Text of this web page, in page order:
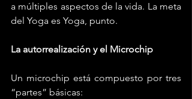
a múltiples aspectos de la vida. La meta
del Yoga es Yoga, punto.
La autorrealización y el Microchip
Un microchip está compuesto por tres
“partes” básicas: